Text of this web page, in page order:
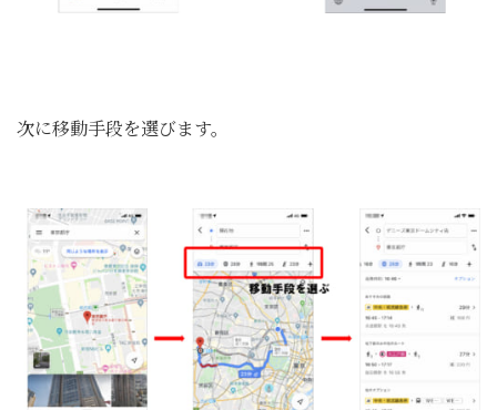
次に移動手段を選びます。